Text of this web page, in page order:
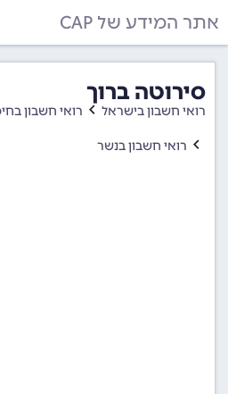
אתר המידע של CAP
סירוטה ברוך
רואי חשבון בישראל רואי חשבון
רואי חשבון בנשר